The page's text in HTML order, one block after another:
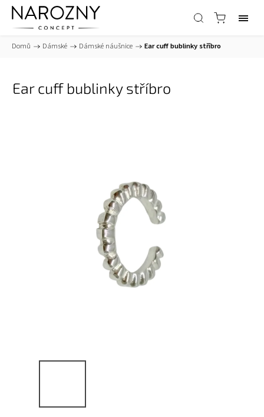
Domů / Dámské / Dámské náušnice / Ear cuff bublinky stříbro
Ear cuff bublinky stříbro